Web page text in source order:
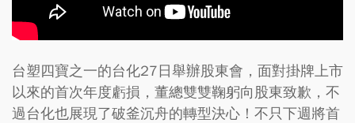
台塑四寶之一的台化27日舉辦股東會，面對掛牌上市
以來的首次年度虧損，董總雙雙鞠躬向股東致歉，不
過台化也展現了破釜沉舟的轉型決心！不只下週將首